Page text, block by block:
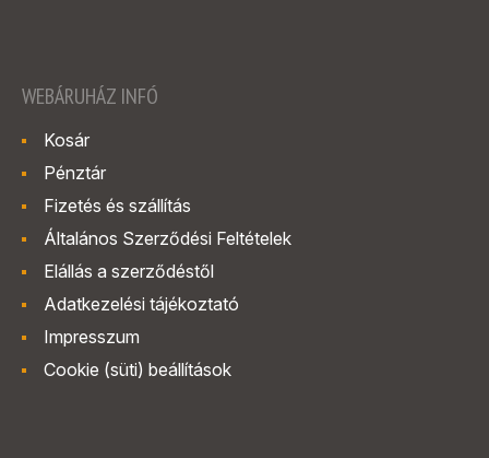
WEBÁRUHÁZ INFÓ
Kosár
Pénztár
Fizetés és szállítás
Általános Szerződési Feltételek
Elállás a szerződéstől
Adatkezelési tájékoztató
Impresszum
Cookie (süti) beállítások